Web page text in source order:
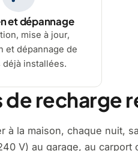
et dépannage
mise à jour,
et dépannage de
déjà installées.
de recharge
à la maison, chaque nuit,
V) au garage, au